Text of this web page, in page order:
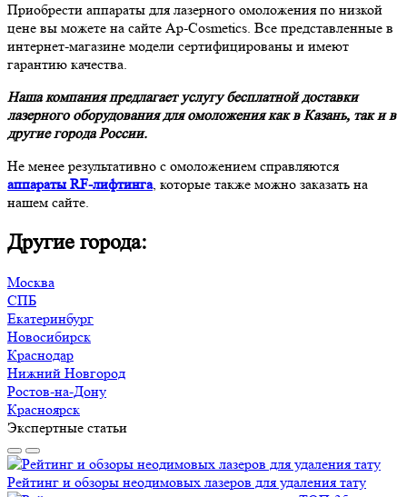
Приобрести аппараты для лазерного омоложения по низкой
цене вы можете на сайте Ap-Cosmetics. Все представленные в
интернет-магазине модели сертифицированы и имеют
гарантию качества.
Наша компания предлагает услугу бесплатной доставки
лазерного оборудования для омоложения как в Казань, так и в
другие города России.
Не менее результативно с омоложением справляются
аппараты RF-лифтинга, которые также можно заказать на
нашем сайте.
Другие города:
Москва
СПБ
Екатеринбург
Новосибирск
Краснодар
Нижний Новгород
Ростов-на-Дону
Красноярск
Экспертные статьи
Рейтинг и обзоры неодимовых лазеров для удаления тату